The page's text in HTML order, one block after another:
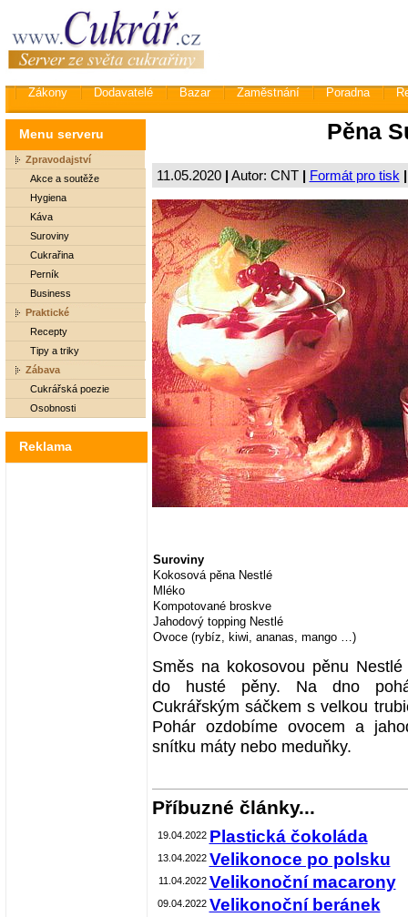
Zákony Dodavatelé Bazar Zaměstnání Poradna
Menu serveru
Zpravodajství
Akce a soutěže
Hygiena
Káva
Suroviny
Cukrařina
Perník
Business
Praktické
Recepty
Tipy a triky
Zábava
Cukrářská poezie
Osobnosti
Reklama
Pěna
11.05.2020 | Autor: CNT | Formát pro tisk |
Suroviny
Kokosová pěna Nestlé
Mléko
Kompotované broskve
Jahodový topping Nestlé
Ovoce (rybíz, kiwi, ananas, mango …)
Směs na kokosovou pěnu
do husté pěny. Na dno
Cukrářským sáčkem s velkou
Pohár ozdobíme ovocem a
snítku máty nebo meduňky.
Příbuzné články...
19.04.2022 Plastická čokoláda
13.04.2022 Velikonoce po polsku
11.04.2022 Velikonoční macarony
09.04.2022 Velikonoční beránek